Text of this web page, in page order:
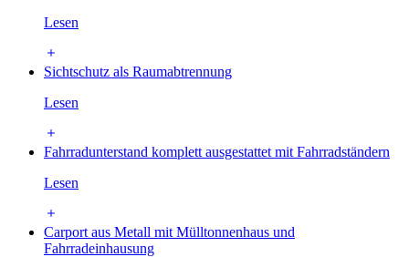
Lesen
Sichtschutz als Raumabtrennung
Lesen
Fahrradunterstand komplett ausgestattet mit Fahrradständern
Lesen
Carport aus Metall mit Mülltonnenhaus und
Fahrradeinhausung